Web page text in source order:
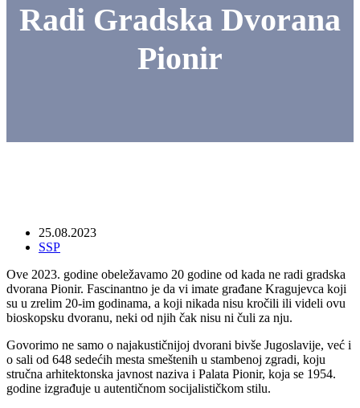
Radi Gradska Dvorana
Pionir
25.08.2023
SSP
Ove 2023. godine obeležavamo 20 godine od kada ne radi gradska
dvorana Pionir. Fascinantno je da vi imate građane Kragujevca koji
su u zrelim 20-im godinama, a koji nikada nisu kročili ili videli ovu
bioskopsku dvoranu, neki od njih čak nisu ni čuli za nju.
Govorimo ne samo o najakustičnijoj dvorani bivše Jugoslavije, već i
o sali od 648 sedećih mesta smeštenih u stambenoj zgradi, koju
stručna arhitektonska javnost naziva i Palata Pionir, koja se 1954.
godine izgrađuje u autentičnom socijalističkom stilu.